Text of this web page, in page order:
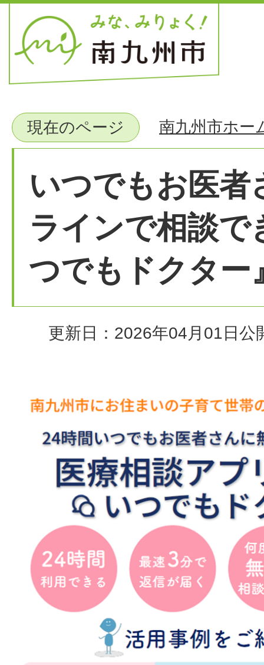
現在のページ 南九州市ホー
いつでもお医者
ラインで相談で
つでもドクター
更新日：2026年04月01日 公